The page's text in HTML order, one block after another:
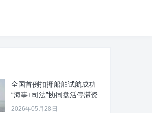
全国首例扣押船舶试航成功
“海事+司法”协同盘活停滞资
产
2026年05月28日